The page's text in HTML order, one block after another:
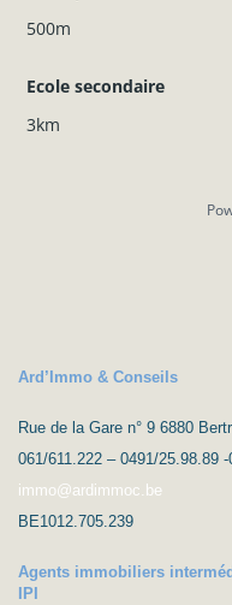
500m
Ecole secondaire
3km
Ard’Immo & Conseils
Rue de la Gare n° 9 6880
061/611.222 – 0491/25.98.89
immo@ardimmoc.be
BE1012.705.239
Agents immobiliers
IPI